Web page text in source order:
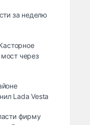
за неделю
через
Lada Vesta
фирму